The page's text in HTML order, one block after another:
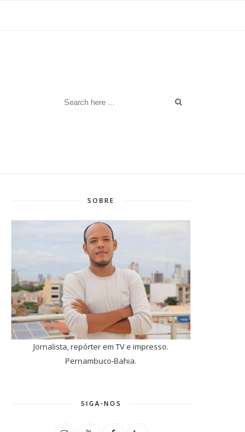
SOBRE
Jornalista, repórter em TV e impresso.
Pernambuco-Bahia.
SIGA-NOS